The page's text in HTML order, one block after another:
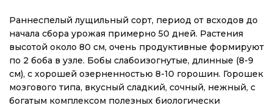
Раннеспелый лущильный сорт, период от всходов до
начала сбора урожая примерно 50 дней. Растения
высотой около 80 см, очень продуктивные формируют
по 2 боба в узле. Бобы слабоизогнутые, длинные (8-9
см), с хорошей озерненностью 8-10 горошин. Горошек
мозгового типа, вкусный сладкий, сочный, нежный, с
богатым комплексом полезных биологически